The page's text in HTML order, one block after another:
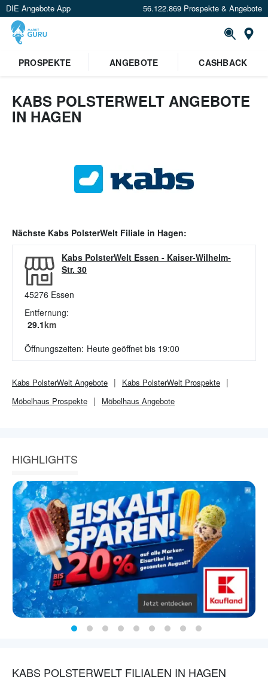
DIE Angebote App 56.122.869 Prospekte & Angebote
PROSPEKTE
ANGEBOTE CASHBACK
KABS POLSTERWELT ANGEBOTE
IN HAGEN
Nächste Kabs PolsterWelt Filiale in Hagen:
Kabs PolsterWelt Essen - Kaiser-Wilhelm-
Str. 30
45276 Essen
Entfernung:
29.1km
Öffnungszeiten: Heute geöffnet bis 19:00
Kabs PolsterWelt Angebote Kabs PolsterWelt Prospekte
Möbelhaus Prospekte Möbelhaus Angebote
HIGHLIGHTS
KABS POLSTERWELT FILIALEN IN HAGEN